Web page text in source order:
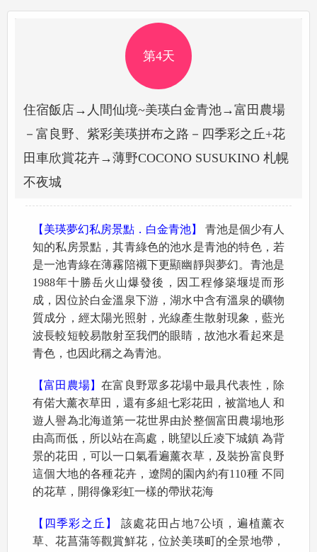
第4天
住宿飯店→人間仙境~美瑛白金青池→富田農場
－富良野、紫彩美瑛拼布之路－四季彩之丘+花
田車欣賞花卉→薄野COCONO SUSUKINO 札幌
不夜城
【美瑛夢幻私房景點．白金青池】
青池是個少有人
知的私房景點，其青綠色的池水是青池的特色，若
是一池青綠在薄霧陪襯下更顯幽靜與夢幻。青池是
1988年十勝岳火山爆發後，因工程修築堰堤而形
成，因位於白金溫泉下游，湖水中含有溫泉的礦物
質成分，經太陽光照射，光線產生散射現象，藍光
波長較短較易散射至我們的眼睛，故池水看起來是
青色，也因此稱之為青池。
【富田農場】在富良野眾多花場中最具代表性，除
有偌大薰衣草田，還有多組七彩花田，被當地人 和
遊人譽為北海道第一花世界由於整個富田農場地形
由高而低，所以站在高處，眺望以丘凌下城鎮 為背
景的花田，可以一口氣看遍薰衣草，及裝扮富良野
這個大地的各種花卉，遼闊的園內約有110種 不同
的花草，開得像彩虹一樣的帶狀花海
【四季彩之丘】
該處花田占地7公頃，遍植薰衣
草、花菖蒲等觀賞鮮花，位於美瑛町的全景地帶，